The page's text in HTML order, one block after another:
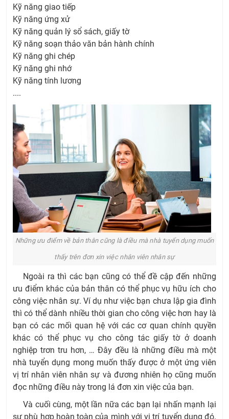
Kỹ năng giao tiếp
Kỹ năng ứng xử
Kỹ năng quản lý sổ sách, giấy tờ
Kỹ năng soạn thảo văn bản hành chính
Kỹ năng ghi chép
Kỹ năng ghi nhớ
Kỹ năng tính lương
....
Những ưu điểm về bản thân cũng là điều mà nhà tuyển dụng muốn
thấy trên đơn xin việc nhân viên nhân sự
Ngoài ra thì các bạn cũng có thể đề cập đến những
ưu điểm khác của bản thân có thể phục vụ hữu ích cho
công việc nhân sự. Ví dụ như việc bạn chưa lập gia đình
thì có thể dành nhiều thời gian cho công việc hơn hay là
bạn có các mối quan hệ với các cơ quan chính quyền
khác có thể phục vụ cho công tác giấy tờ ở doanh
nghiệp trơn tru hơn, … Đây đều là những điều mà một
nhà tuyển dụng mong muốn thấy được ở một ứng viên
vị trí nhân viên nhân sự và đương nhiên họ cũng muốn
đọc những điều này trong lá đơn xin việc của bạn.
Và cuối cùng, một lần nữa các bạn lại nhấn mạnh lại
sự phù hợp hoàn toàn của mình với vị trí tuyển dụng đó.